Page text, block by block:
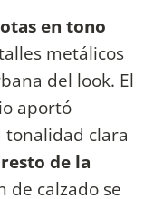
en tono
metálicos
del look. El
aportó
clara
de la
de calzado se